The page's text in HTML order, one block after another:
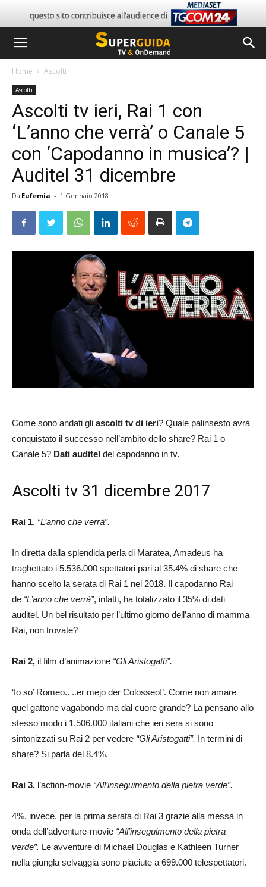
Home Ascolti
Ascolti
Ascolti tv ieri, Rai 1 con
‘L’anno che verrà’ o Canale 5
con ‘Capodanno in musica’? |
Auditel 31 dicembre
Da Eufemia - 1 Gennaio 2018
Come sono andati gli ascolti tv di ieri? Quale palinsesto avrà
conquistato il successo nell’ambito dello share? Rai 1 o
Canale 5? Dati auditel del capodanno in tv.
Ascolti tv 31 dicembre 2017
Rai 1, “L’anno che verrà”.
In diretta dalla splendida perla di Maratea, Amadeus ha
traghettato i 5.536.000 spettatori pari al 35.4% di share che
hanno scelto la serata di Rai 1 nel 2018. Il capodanno Rai
de “L’anno che verrà”, infatti, ha totalizzato il 35% di dati
auditel. Un bel risultato per l’ultimo giorno dell’anno di mamma
Rai, non trovate?
Rai 2, il film d’animazione “Gli Aristogatti”.
‘Io so’ Romeo.. ..er mejo der Colosseo!’. Come non amare
quel gattone vagabondo ma dal cuore grande? La pensano allo
stesso modo i 1.506.000 italiani che ieri sera si sono
sintonizzati su Rai 2 per vedere “Gli Aristogatti”. In termini di
share? Si parla del 8.4%.
Rai 3, l’action-movie “All’inseguimento della pietra verde”.
4%, invece, per la prima serata di Rai 3 grazie alla messa in
onda dell’adventure-movie “All’inseguimento della pietra
verde”. Le avventure di Michael Douglas e Kathleen Turner
nella giungla selvaggia sono piaciute a 699.000 telespettatori.